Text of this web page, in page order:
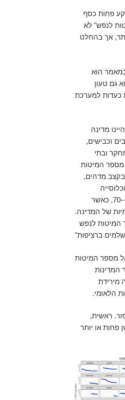
פחות כסף
לנפש" לא
אך בהחלט
הוא
גם טעון
כעדות למערכת
מדינה
וכבישים,
ובתי
מספר המיטות
בקצב מדהים,
מ–1948 עד סוף שנות ה–70, כאשר
של המדינה.
המיטות לנפש
ברציפות"
מספר המיטות
המדינות
מירידת
הלאומי.
ראשית,
פחות או יותר